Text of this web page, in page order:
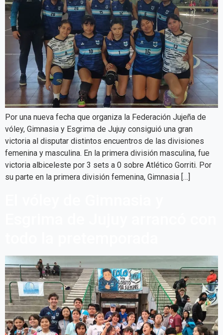
Por una nueva fecha que organiza la Federación Jujeña de
vóley, Gimnasia y Esgrima de Jujuy consiguió una gran
victoria al disputar distintos encuentros de las divisiones
femenina y masculina. En la primera división masculina, fue
victoria albiceleste por 3 sets a 0 sobre Atlético Gorriti. Por
su parte en la primera división femenina, Gimnasia […]